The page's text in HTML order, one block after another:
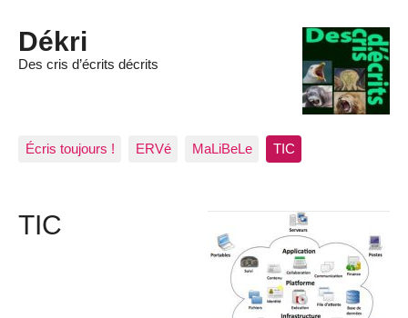
Dékri
Des cris d’écrits décrits
Écris toujours ! ERVé MaLiBeLe TIC
TIC